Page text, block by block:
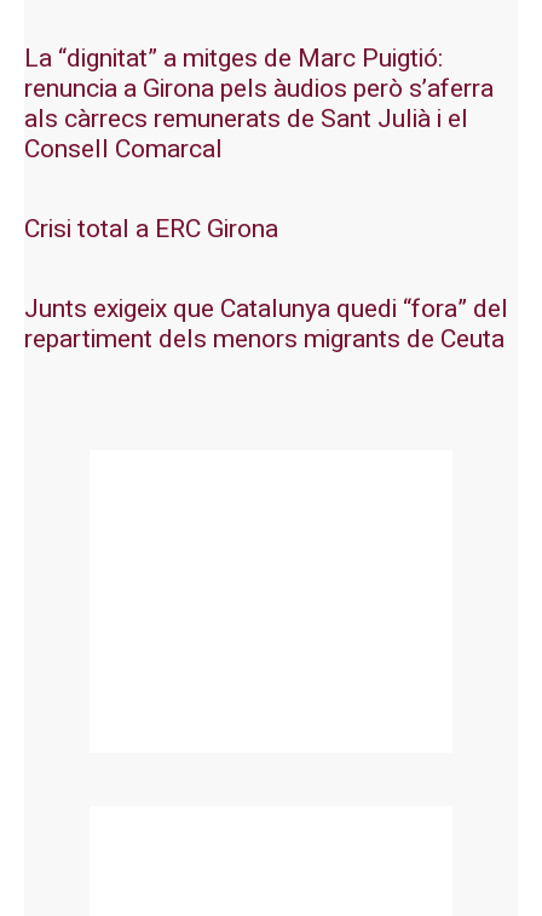
La “dignitat” a mitges de Marc Puigtió:
renuncia a Girona pels àudios però s’aferra
als càrrecs remunerats de Sant Julià i el
Consell Comarcal
Crisi total a ERC Girona
Junts exigeix que Catalunya quedi “fora” del
repartiment dels menors migrants de Ceuta